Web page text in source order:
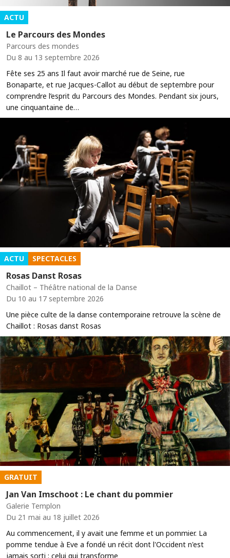
ACTU
Le Parcours des Mondes
Parcours des mondes
Du 8 au 13 septembre 2026
Fête ses 25 ans Il faut avoir marché rue de Seine, rue
Bonaparte, et rue Jacques-Callot au début de septembre pour
comprendre l’esprit du Parcours des Mondes. Pendant six jours,
une cinquantaine de…
ACTU SPECTACLES
Rosas Danst Rosas
Chaillot – Théâtre national de la Danse
Du 10 au 17 septembre 2026
Une pièce culte de la danse contemporaine retrouve la scène de
Chaillot : Rosas danst Rosas
GRATUIT
Jan Van Imschoot : Le chant du pommier
Galerie Templon
Du 21 mai au 18 juillet 2026
Au commencement, il y avait une femme et un pommier. La
pomme tendue à Eve a fondé un récit dont l'Occident n'est
jamais sorti : celui qui transforme